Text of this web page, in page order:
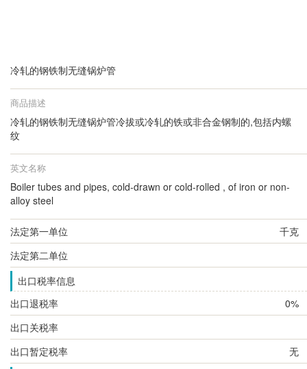
冷轧的钢铁制无缝锅炉管
商品描述
冷轧的钢铁制无缝锅炉管冷拔或冷轧的铁或非合金钢制的,包括内螺
纹
英文名称
Boiler tubes and pipes, cold-drawn or cold-rolled , of iron or non-
alloy steel
法定第一单位
千克
法定第二单位
出口税率信息
出口退税率
0%
出口关税率
出口暂定税率
无